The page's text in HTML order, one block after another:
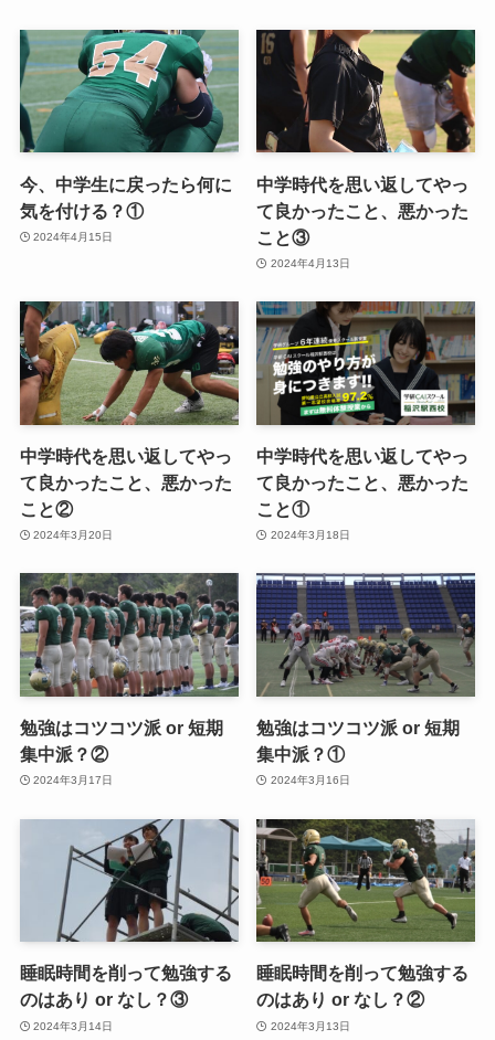
今、中学生に戻ったら何に
気を付ける？①
2024年4月15日
中学時代を思い返してやっ
て良かったこと、悪かった
こと③
2024年4月13日
中学時代を思い返してやっ
て良かったこと、悪かった
こと②
2024年3月20日
中学時代を思い返してやっ
て良かったこと、悪かった
こと①
2024年3月18日
勉強はコツコツ派 or 短期
集中派？②
2024年3月17日
勉強はコツコツ派 or 短期
集中派？①
2024年3月16日
睡眠時間を削って勉強する
のはあり or なし？③
2024年3月14日
睡眠時間を削って勉強する
のはあり or なし？②
2024年3月13日